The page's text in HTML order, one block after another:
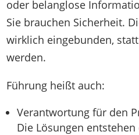
oder belanglose
Sie brauchen Sicherheit.
wirklich eingebunden,
werden.
Führung heißt auch:
Verantwortung für den
Die Lösungen entstehen